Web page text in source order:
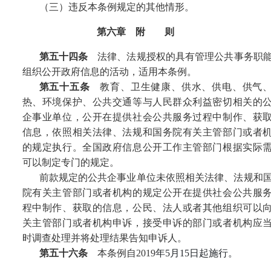
（三）违反本条例规定的其他情形。
第六章 附 则
第五十四条 法律、法规授权的具有管理公共事务职
组织公开政府信息的活动，适用本条例。
第五十五条 教育、卫生健康、供水、供电、供气
热、环境保护、公共交通等与人民群众利益密切相关的
企事业单位，公开在提供社会公共服务过程中制作、获
信息，依照相关法律、法规和国务院有关主管部门或者
的规定执行。全国政府信息公开工作主管部门根据实际
可以制定专门的规定。
前款规定的公共企事业单位未依照相关法律、法规和
院有关主管部门或者机构的规定公开在提供社会公共服
程中制作、获取的信息，公民、法人或者其他组织可以
关主管部门或者机构申诉，接受申诉的部门或者机构应
时调查处理并将处理结果告知申诉人。
第五十六条本条例自2019年5月 15日起施行。